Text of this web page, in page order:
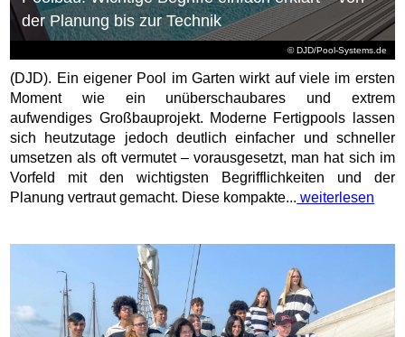
© DJD/Pool-Systems.de
der Planung bis zur Technik
(DJD). Ein eigener Pool im Garten wirkt auf viele im ersten
Moment wie ein unüberschaubares und extrem
aufwendiges Großbauprojekt. Moderne Fertigpools lassen
sich heutzutage jedoch deutlich einfacher und schneller
umsetzen als oft vermutet – vorausgesetzt, man hat sich im
Vorfeld mit den wichtigsten Begrifflichkeiten und der
Planung vertraut gemacht. Diese kompakte... weiterlesen